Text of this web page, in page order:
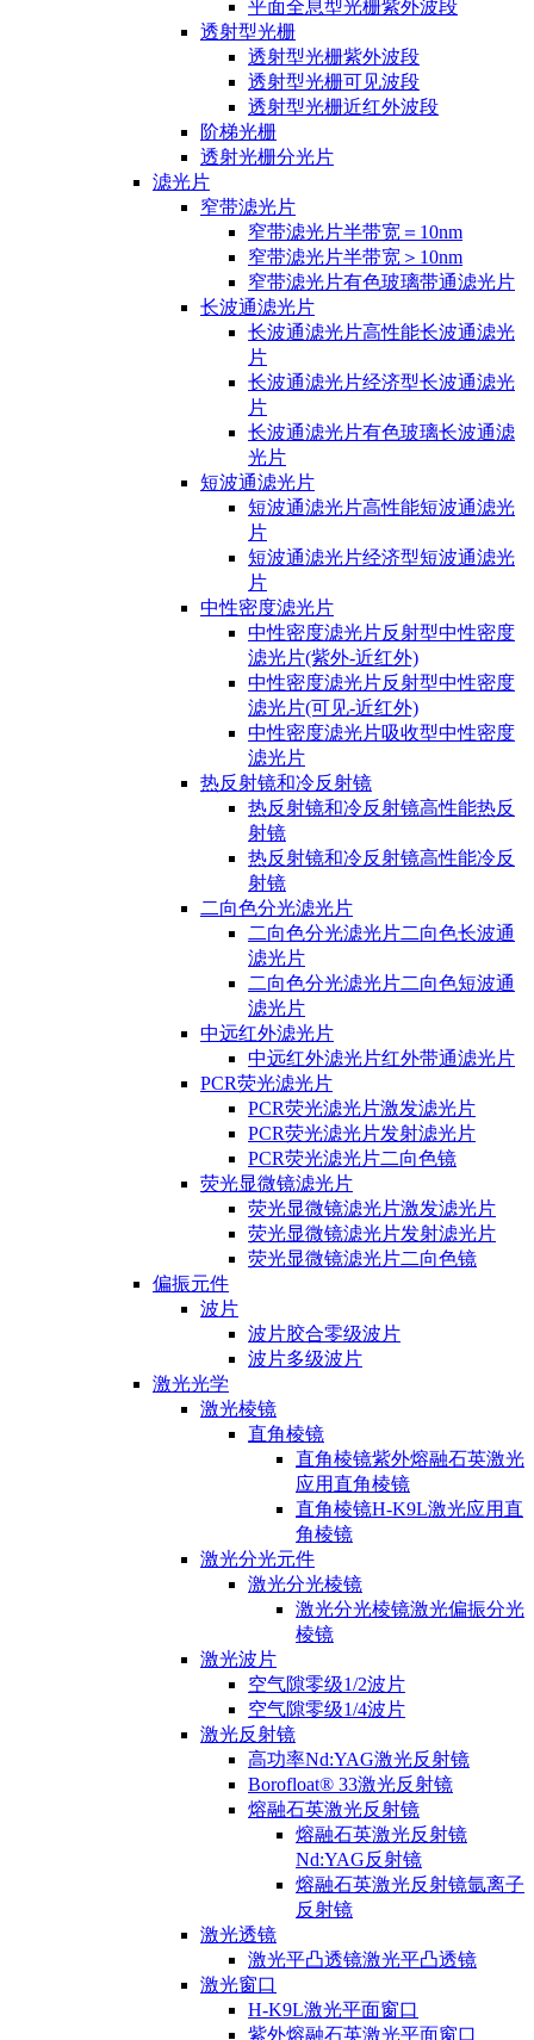
平面全息型光栅紫外波段
透射型光栅
透射型光栅紫外波段
透射型光栅可见波段
透射型光栅近红外波段
阶梯光栅
透射光栅分光片
滤光片
窄带滤光片
窄带滤光片半带宽＝10nm
窄带滤光片半带宽＞10nm
窄带滤光片有色玻璃带通滤光片
长波通滤光片
长波通滤光片高性能长波通滤光
片
长波通滤光片经济型长波通滤光
片
长波通滤光片有色玻璃长波通滤
光片
短波通滤光片
短波通滤光片高性能短波通滤光
片
短波通滤光片经济型短波通滤光
片
中性密度滤光片
中性密度滤光片反射型中性密度
滤光片(紫外-近红外)
中性密度滤光片反射型中性密度
滤光片(可见-近红外)
中性密度滤光片吸收型中性密度
滤光片
热反射镜和冷反射镜
热反射镜和冷反射镜高性能热反
射镜
热反射镜和冷反射镜高性能冷反
射镜
二向色分光滤光片
二向色分光滤光片二向色长波通
滤光片
二向色分光滤光片二向色短波通
滤光片
中远红外滤光片
中远红外滤光片红外带通滤光片
PCR荧光滤光片
PCR荧光滤光片激发滤光片
PCR荧光滤光片发射滤光片
PCR荧光滤光片二向色镜
荧光显微镜滤光片
荧光显微镜滤光片激发滤光片
荧光显微镜滤光片发射滤光片
荧光显微镜滤光片二向色镜
偏振元件
波片
波片胶合零级波片
波片多级波片
激光光学
激光棱镜
直角棱镜
直角棱镜紫外熔融石英激光
应用直角棱镜
直角棱镜H-K9L激光应用直
角棱镜
激光分光元件
激光分光棱镜
激光分光棱镜激光偏振分光
棱镜
激光波片
空气隙零级1/2波片
空气隙零级1/4波片
激光反射镜
高功率Nd:YAG激光反射镜
Borofloat® 33激光反射镜
熔融石英激光反射镜
熔融石英激光反射镜
Nd:YAG反射镜
熔融石英激光反射镜氩离子
反射镜
激光透镜
激光平凸透镜激光平凸透镜
激光窗口
H-K9L激光平面窗口
紫外熔融石英激光平面窗口